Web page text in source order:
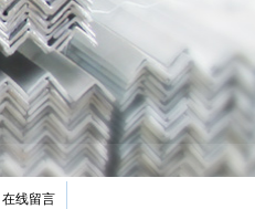
在线留言